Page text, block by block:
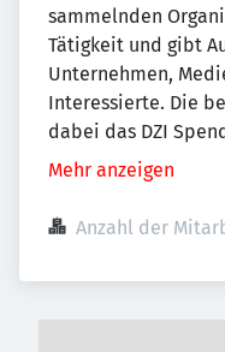
sammelnden
Tätigkeit und gibt
Unternehmen,
Interessierte. Die
dabei das DZI
Mehr anzeigen
Anzahl der